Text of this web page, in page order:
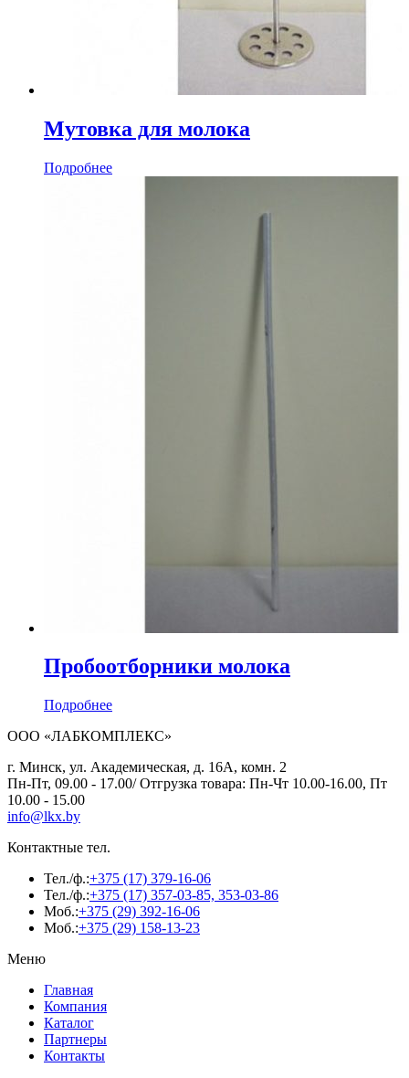
Мутовка для молока
Подробнее
Пробоотборники молока
Подробнее
ООО «ЛАБКОМПЛЕКС»
г. Минск, ул. Академическая, д. 16А, комн. 2
Пн-Пт, 09.00 - 17.00/ Отгрузка товара: Пн-Чт 10.00-16.00, Пт
10.00 - 15.00
info@lkx.by
Контактные тел.
Тел./ф.:+375 (17) 379-16-06
Тел./ф.:+375 (17) 357-03-85, 353-03-86
Моб.:+375 (29) 392-16-06
Моб.:+375 (29) 158-13-23
Меню
Главная
Компания
Каталог
Партнеры
Контакты